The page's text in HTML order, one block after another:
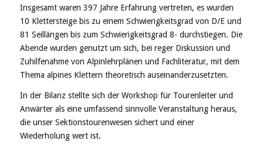
Insgesamt waren 397 Jahre Erfahrung vertreten, es wurden
10 Klettersteige bis zu einem Schwierigkeitsgrad von D/E und
81 Seillängen bis zum Schwierigkeitsgrad 8- durchstiegen. Die
Abende wurden genutzt um sich, bei reger Diskussion und
Zuhilfenahme von Alpinlehrplänen und Fachliteratur, mit dem
Thema alpines Klettern theoretisch auseinanderzusetzten.
In der Bilanz stellte sich der Workshop für Tourenleiter und
Anwärter als eine umfassend sinnvolle Veranstaltung heraus,
die unser Sektionstourenwesen sichert und einer
Wiederholung wert ist.